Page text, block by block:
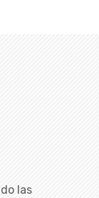
las